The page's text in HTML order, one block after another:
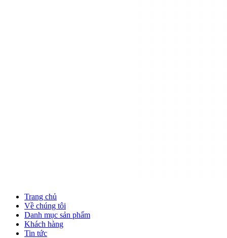
Trang chủ
Về chúng tôi
Danh mục sản phẩm
Khách hàng
Tin tức